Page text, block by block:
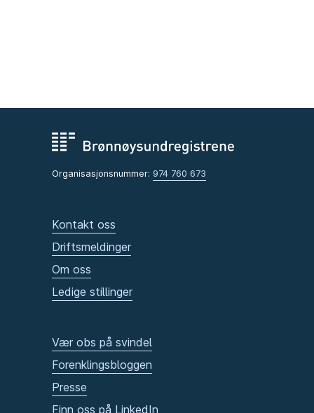
Organisasjonsnummer: 974 760 673
Kontakt oss
Driftsmeldinger
Om oss
Ledige stillinger
Vær obs på svindel
Forenklingsbloggen
Presse
Finn oss på LinkedIn